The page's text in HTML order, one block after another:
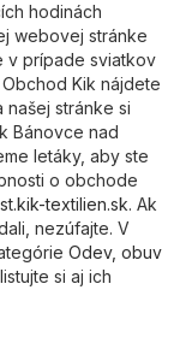
hodinách
webovej stránke
v prípade sviatkov
Kik nájdete
našej stránke si
Bánovce nad
letáky, aby ste
o obchode
textilien.sk. Ak
nezúfajte. V
Odev, obuv
si aj ich